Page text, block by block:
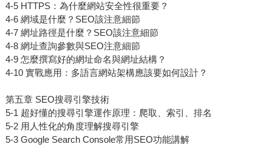
4-5 HTTPS：為什麼網站安全性很重要？
4-6 網域是什麼？SEO該注意細節
4-7 網址路徑是什麼？SEO該注意細節
4-8 網址查詢參數與SEO注意細節
4-9 怎麼撰寫好的網址命名與網址結構？
4-10 實戰應用：多語言網站架構應該要如何設計？
第五章 SEO搜尋引擎技術
5-1 超好懂的搜尋引擎運作原理：爬取、索引、排名
5-2 用人性化的角度理解搜尋引擎
5-3 Google Search Console常用SEO功能講解